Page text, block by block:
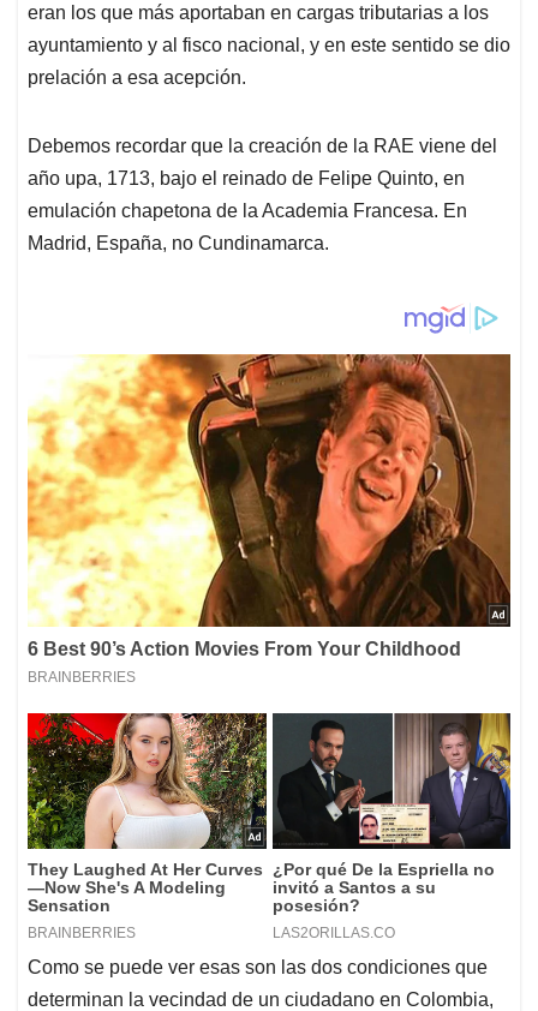
eran los que más aportaban en cargas tributarias a los
ayuntamiento y al fisco nacional, y en este sentido se dio
prelación a esa acepción.
Debemos recordar que la creación de la RAE viene del
año upa, 1713, bajo el reinado de Felipe Quinto, en
emulación chapetona de la Academia Francesa. En
Madrid, España, no Cundinamarca.
Como se puede ver esas son las dos condiciones que
determinan la vecindad de un ciudadano en Colombia,